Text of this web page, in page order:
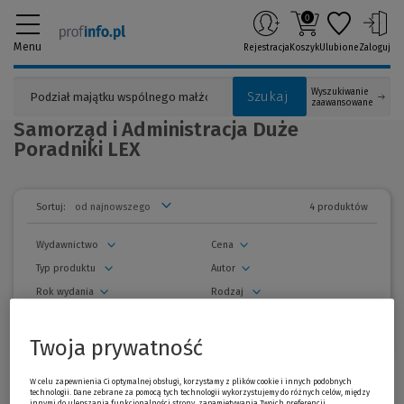
Menu
Szukaj
Wyszukiwanie
zaawansowane
Rejestracja
0
KoszykUlubioneZaloguj
Samorząd i Administracja Duże
Poradniki LEX
Sortuj: 4 produktów
Wydawnictwo
Rodzaj
Autor
Cena
Rok wydania
Typ produktu
usuń wszystkie filtry
Wszystkie produkty
Twoja prywatność
W celu zapewnienia Ci optymalnej obsługi, korzystamy z plików cookie i innych podobnych
technologii. Dane zebrane za pomocą tych technologii wykorzystujemy do różnych celów, między